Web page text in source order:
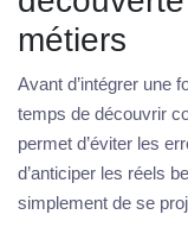
métiers
Avant d’intégrer une
temps de découvrir
permet d’éviter les
d’anticiper les réels
simplement de se